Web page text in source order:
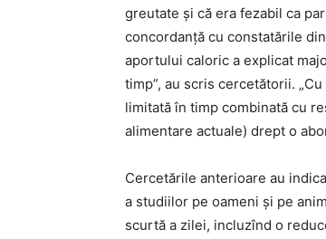
greutate și că era fezabil ca
concordanță cu constatările
aportului caloric a explicat
timp”, au scris cercetătorii.
limitată în timp combinată cu
alimentare actuale) drept o
Cercetările anterioare au
a studiilor pe oameni și pe
scurtă a zilei, incluzînd o